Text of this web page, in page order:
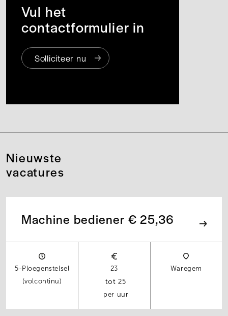
Vul het
contactformulier in
Solliciteer nu
Nieuwste
vacatures
Machine bediener € 25,36
5-Ploegenstelsel
(volcontinu)
23
25
per uur
Waregem